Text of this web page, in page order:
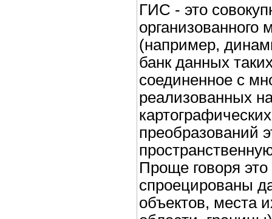
ГИС - это
организованного
(например,
банк данных
соединенное с
реализованных
преобразований
Проще говоря это
спроецированы
объектов, места